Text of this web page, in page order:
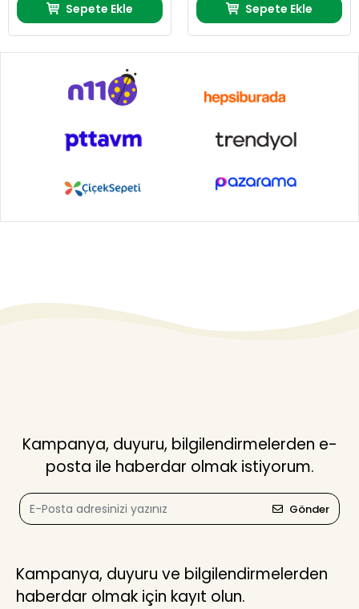
Sepete Ekle Sepete Ekle
Kampanya, duyuru, bilgilendirmelerden e-
posta ile haberdar olmak istiyorum.
Gönder
Kampanya, duyuru ve bilgilendirmelerden
haberdar olmak için kayıt olun.